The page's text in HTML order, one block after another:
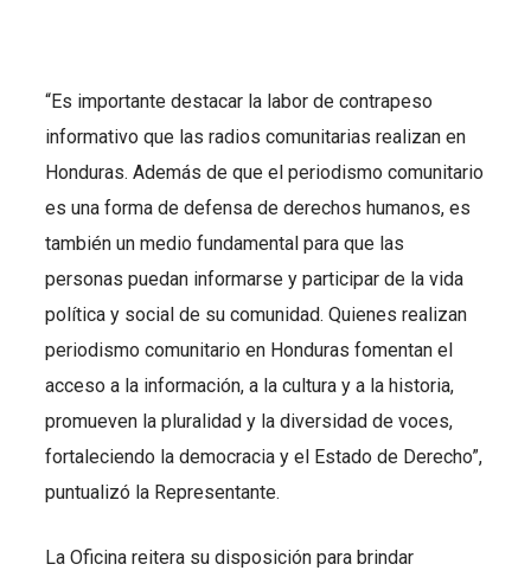
“Es importante destacar la labor de contrapeso
informativo que las radios comunitarias realizan en
Honduras. Además de que el periodismo comunitario
es una forma de defensa de derechos humanos, es
también un medio fundamental para que las
personas puedan informarse y participar de la vida
política y social de su comunidad. Quienes realizan
periodismo comunitario en Honduras fomentan el
acceso a la información, a la cultura y a la historia,
promueven la pluralidad y la diversidad de voces,
fortaleciendo la democracia y el Estado de Derecho”,
puntualizó la Representante.
La Oficina reitera su disposición para brindar